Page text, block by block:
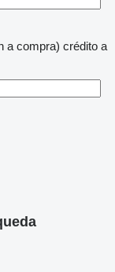
a compra) crédito a